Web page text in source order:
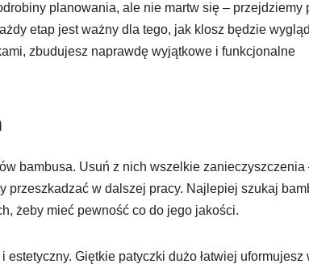
planowania, ale nie martw się – przejdziemy
etap jest ważny dla tego, jak klosz będzie
zbudujesz naprawdę wyjątkowe i funkcjonalne
bambusa. Usuń z nich wszelkie zanieczyszczenia
przeszkadzać w dalszej pracy. Najlepiej szukaj
żeby mieć pewność co do jego jakości.
Giętkie patyczki dużo łatwiej uformujesz